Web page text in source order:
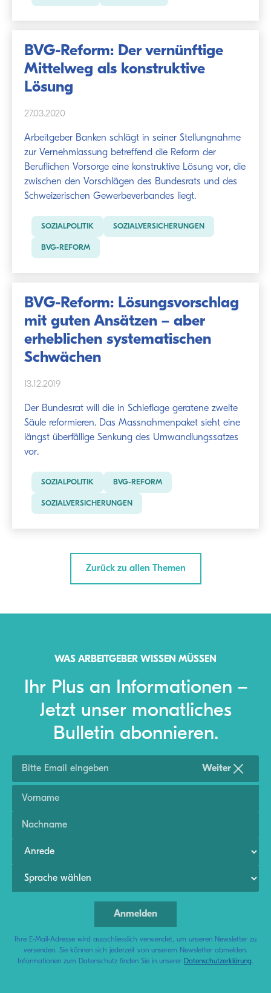
BVG-Reform: Der vernünftige
Mittelweg als konstruktive
Lösung
27.03.2020
Arbeitgeber Banken schlägt in seiner Stellungnahme
zur Vernehmlassung betreffend die Reform der
Beruflichen Vorsorge eine konstruktive Lösung vor, die
zwischen den Vorschlägen des Bundesrats und des
Schweizerischen Gewerbeverbandes liegt.
SOZIALPOLITIK SOZIALVERSICHERUNGEN
BVG-REFORM
BVG-Reform: Lösungsvorschlag
mit guten Ansätzen – aber
erheblichen systematischen
Schwächen
13.12.2019
Der Bundesrat will die in Schieflage geratene zweite
Säule reformieren. Das Massnahmenpaket sieht eine
längst überfällige Senkung des Umwandlungssatzes
vor.
SOZIALPOLITIK BVG-REFORM
SOZIALVERSICHERUNGEN
Zurück zu allen Themen
WAS ARBEITGEBER WISSEN MÜSSEN
Ihr Plus an Informationen –
Jetzt unser monatliches
Bulletin abonnieren.
Weiter
Ihre E-Mail-Adresse wird ausschliesslich verwendet, um unseren Newsletter zu
versenden. Sie können sich jederzeit von unserem Newsletter abmelden.
Informationen zum Datenschutz finden Sie in unserer Datenschutzerklärung.